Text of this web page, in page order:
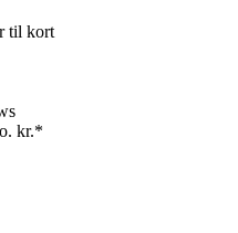
til kort
kr.*